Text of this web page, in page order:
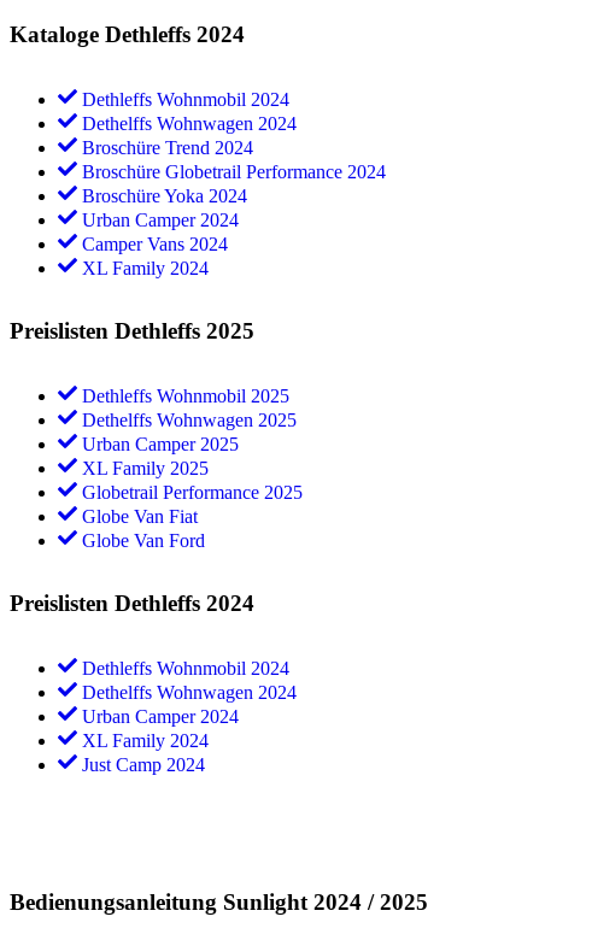
Kataloge Dethleffs 2024
Dethleffs Wohnmobil 2024
Dethelffs Wohnwagen 2024
Broschüre Trend 2024
Broschüre Globetrail Performance 2024
Broschüre Yoka 2024
Urban Camper 2024
Camper Vans 2024
XL Family 2024
Preislisten Dethleffs 2025
Dethleffs Wohnmobil 2025
Dethelffs Wohnwagen 2025
Urban Camper 2025
XL Family 2025
Globetrail Performance 2025
Globe Van Fiat
Globe Van Ford
Preislisten Dethleffs 2024
Dethleffs Wohnmobil 2024
Dethelffs Wohnwagen 2024
Urban Camper 2024
XL Family 2024
Just Camp 2024
Bedienungsanleitung Sunlight 2024 / 2025